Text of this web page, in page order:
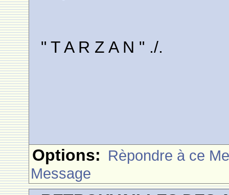
" T A R Z A N " ./.
Options: Rèpondre à ce
Message